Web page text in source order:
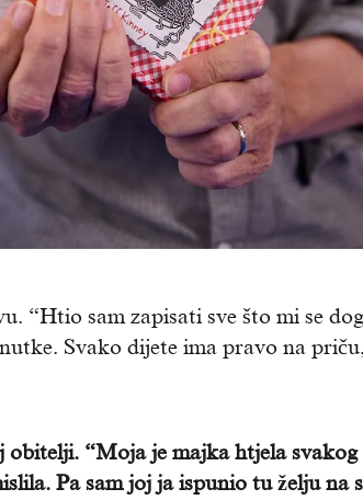
“Htio sam zapisati sve što mi se
Svako dijete ima pravo na
“Moja je majka htjela
Pa sam joj ja ispunio tu želju na